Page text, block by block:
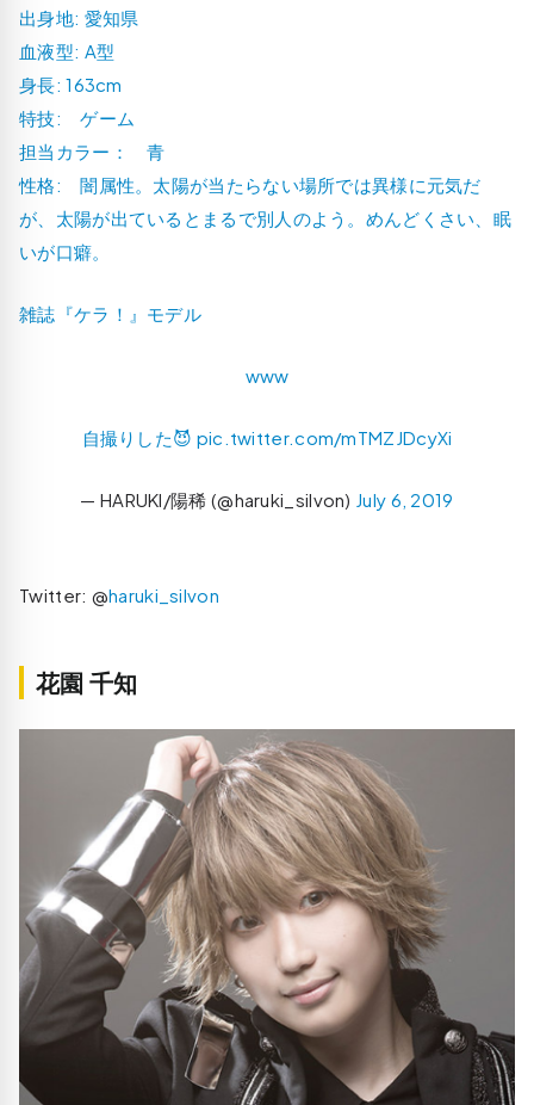
出身地: 愛知県
血液型: A型
身長: 163cm
特技: ゲーム
担当カラー： 青
性格: 闇属性。太陽が当たらない場所では異様に元気だ
が、太陽が出ているとまるで別人のよう。めんどくさい、眠
いが口癖。
雑誌『ケラ！』モデル
www
自撮りした😈 pic.twitter.com/mTMZJDcyXi
— HARUKI/陽稀 (@haruki_silvon) July 6, 2019
Twitter: @haruki_silvon
花園 千知